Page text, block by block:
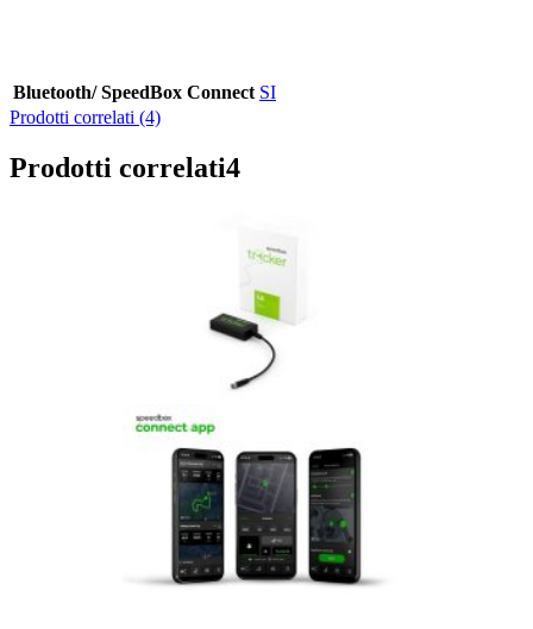
Bluetooth/ SpeedBox Connect SI
Prodotti correlati (4)
Prodotti correlati4